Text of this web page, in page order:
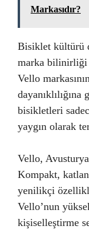
Markasıdır?
Bisiklet kültürü
marka bilinirliği
Vello
bisikletleri
yaygın olarak
Vello,
Kompakt,
yenilikçi
Vello’nun
kişiselleştirme